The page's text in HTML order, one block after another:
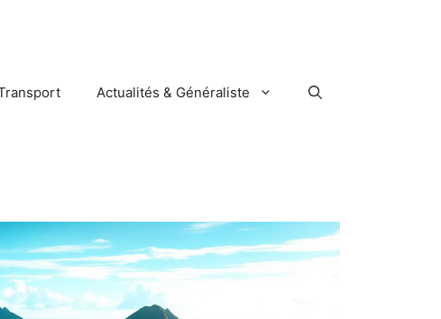
Actualités & Généraliste